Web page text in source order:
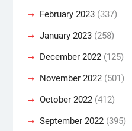
February 2023(337)
January 2023(258)
December 2022(125)
November 2022(501)
October 2022(412)
September 2022(395)